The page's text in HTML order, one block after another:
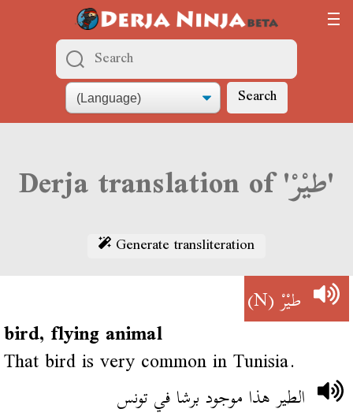
Search
Derja translation of 'طيْرْ'
Generate transliteration
طيْرْ(N)
bird, flying animal
That bird is very common in Tunisia.
الطير هذا موجود برشا في تونس